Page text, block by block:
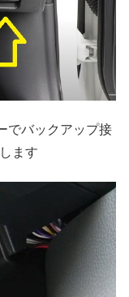
でバックアップ接
ます